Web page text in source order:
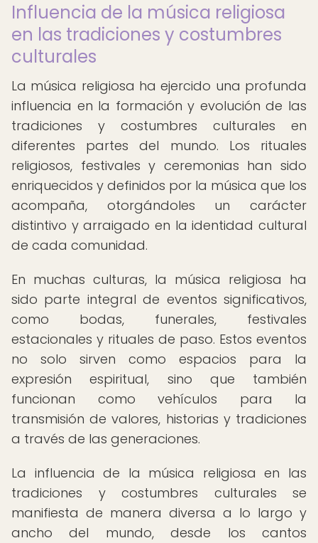
Influencia de la música religiosa
en las tradiciones y costumbres
culturales
La música religiosa ha ejercido una profunda
influencia en la formación y evolución de las
tradiciones y costumbres culturales en
diferentes partes del mundo. Los rituales
religiosos, festivales y ceremonias han sido
enriquecidos y definidos por la música que los
acompaña, otorgándoles un carácter
distintivo y arraigado en la identidad cultural
de cada comunidad.
En muchas culturas, la música religiosa ha
sido parte integral de eventos significativos,
como bodas, funerales, festivales
estacionales y rituales de paso. Estos eventos
no solo sirven como espacios para la
expresión espiritual, sino que también
funcionan como vehículos para la
transmisión de valores, historias y tradiciones
a través de las generaciones.
La influencia de la música religiosa en las
tradiciones y costumbres culturales se
manifiesta de manera diversa a lo largo y
ancho del mundo, desde los cantos